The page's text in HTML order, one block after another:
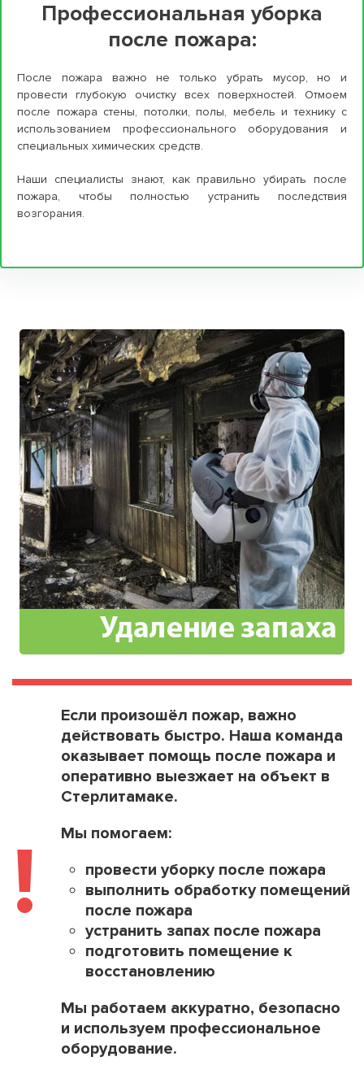
Профессиональная уборка
после пожара:
После пожара важно не только убрать мусор, но и
провести глубокую очистку всех поверхностей. Отмоем
после пожара стены, потолки, полы, мебель и технику с
использованием профессионального оборудования и
специальных химических средств.
Наши специалисты знают, как правильно убирать после
пожара, чтобы полностью устранить последствия
возгорания.
!
Если произошёл пожар, важно
действовать быстро. Наша команда
оказывает помощь после пожара и
оперативно выезжает на объект в
Стерлитамаке.
Мы помогаем:
провести уборку после пожара
выполнить обработку помещений
после пожара
устранить запах после пожара
подготовить помещение к
восстановлению
Мы работаем аккуратно, безопасно
и используем профессиональное
оборудование.